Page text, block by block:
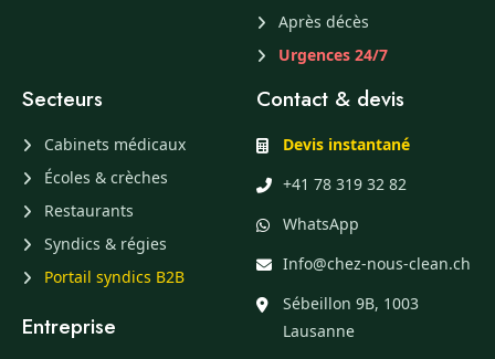
Après décès
Urgences 24/7
Secteurs
Cabinets médicaux
Écoles & crèches
Restaurants
Syndics & régies
Portail syndics B2B
Entreprise
Contact & devis
Devis instantané
+41 78 319 32 82
WhatsApp
Info@chez-nous-clean.ch
Sébeillon 9B, 1003
Lausanne